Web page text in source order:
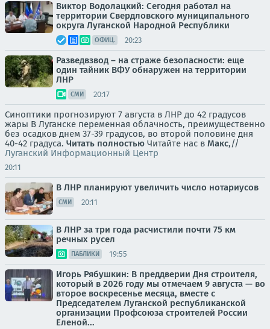
Виктор Водолацкий: Сегодня работал на
территории Свердловского муниципального
округа Луганской Народной Республики
ОФИЦ. 20:23
Разведвзвод – на страже безопасности: еще
один тайник ВФУ обнаружен на территории
ЛНР
СМИ 20:17
Синоптики прогнозируют 7 августа в ЛНР до 42 градусов
жары В Луганске переменная облачность, преимущественно
без осадков днем 37-39 градусов, во второй половине дня
40-42 градуса. Читать полностью Читайте нас в Макс,//
Луганский Информационный Центр
20:11
В ЛНР планируют увеличить число нотариусов
СМИ 20:11
В ЛНР за три года расчистили почти 75 км
речных русел
ПАБЛИКИ 19:55
Игорь Рябушкин: В преддверии Дня строителя,
который в 2026 году мы отмечаем 9 августа — во
второе воскресенье месяца, вместе с
Председателем Луганской республиканской
организации Профсоюза строителей России
Еленой...